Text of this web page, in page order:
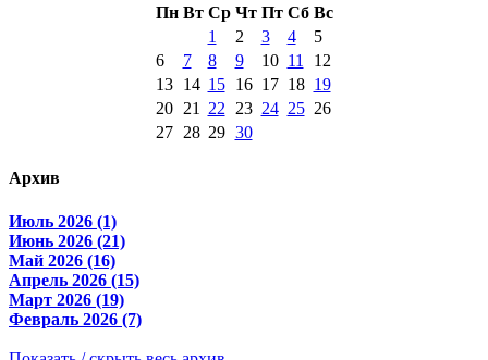
Пн Вт Ср Чт Пт Сб Вс
1
2 3 4
5
6
7 8 9 10 11
12
13
14 15 16 17 18 19
20
21 22 23 24 25 26
27
28 29 30
Архив
Июль 2026 (1)
Июнь 2026 (21)
Май 2026 (16)
Апрель 2026 (15)
Март 2026 (19)
Февраль 2026 (7)